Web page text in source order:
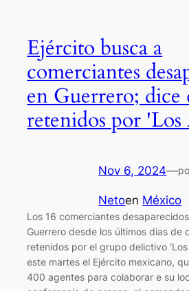
Ejército busca a
comerciantes
en Guerrero; dice
retenidos por
Nov 6, 2024—
Netoen México
Los 16 comerciantes
Guerrero desde los últimos días de
retenidos por el grupo delictivo ‘Los
este martes el Ejército mexicano,
400 agentes para colaborar e su